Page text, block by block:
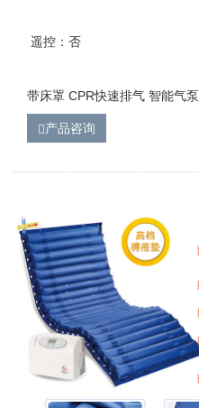
遥控：否
带床罩 CPR快速排气 智能气泵
产品咨询